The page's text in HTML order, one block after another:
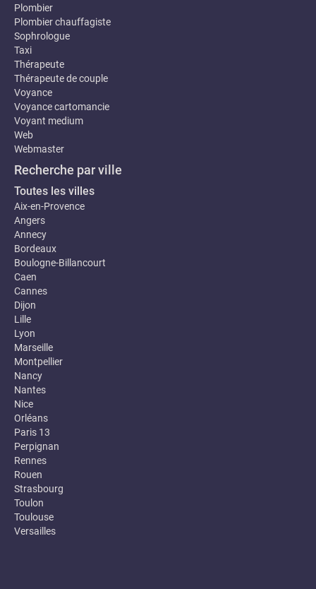
Plombier
Plombier chauffagiste
Sophrologue
Taxi
Thérapeute
Thérapeute de couple
Voyance
Voyance cartomancie
Voyant medium
Web
Webmaster
Recherche par ville
Toutes les villes
Aix-en-Provence
Angers
Annecy
Bordeaux
Boulogne-Billancourt
Caen
Cannes
Dijon
Lille
Lyon
Marseille
Montpellier
Nancy
Nantes
Nice
Orléans
Paris 13
Perpignan
Rennes
Rouen
Strasbourg
Toulon
Toulouse
Versailles